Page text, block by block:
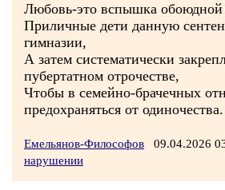
Любовь-это вспышка обоюдной
Приличные дети данную
гимназии,
А затем систематически
пубертатном отрочестве,
Чтобы в семейно-брачечных
предохраняться от одиночества.
Емельянов-Философов 09.04.2026
нарушении